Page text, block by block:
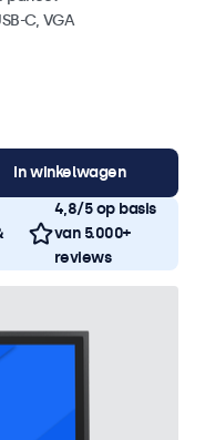
C, VGA
In winkelwagen
4,8/5 op basis
van 5.000+
reviews